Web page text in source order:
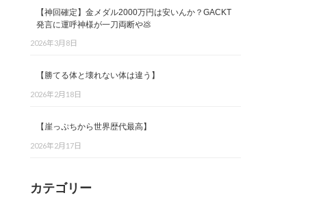
【神回確定】金メダル2000万円は安いんか？GACKT
発言に運呼神様が一刀両断や💩
2026年3月8日
【勝てる体と壊れない体は違う】
2026年2月18日
【崖っぷちから世界歴代最高】
2026年2月17日
カテゴリー